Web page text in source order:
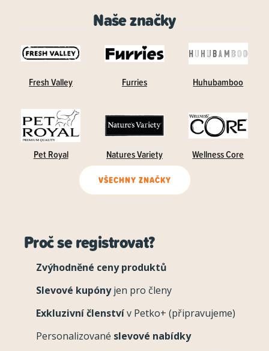
Naše značky
Fresh Valley Furries Huhubamboo
Pet Royal Natures Variety Wellness Core
VŠECHNY ZNAČKY
Proč se registrovat?
Zvýhodněné ceny produktů
Slevové kupónyjen pro členy
Exkluzivní členstvív Petko+ (připravujeme)
Personalizované slevové nabídky